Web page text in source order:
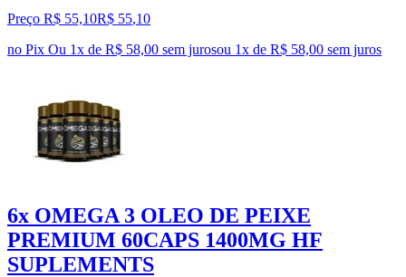
Preço R$ 55,10R$ 55,10
no Pix Ou 1x de R$ 58,00 sem jurosou 1x de R$ 58,00 sem juros
6x OMEGA 3 OLEO DE PEIXE
PREMIUM 60CAPS 1400MG HF
SUPLEMENTS